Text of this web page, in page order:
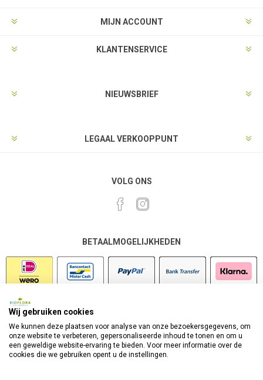
MIJN ACCOUNT
KLANTENSERVICE
NIEUWSBRIEF
LEGAAL VERKOOPPUNT
VOLG ONS
BETAALMOGELIJKHEDEN
Wij gebruiken cookies
We kunnen deze plaatsen voor analyse van onze bezoekersgegevens, om
onze website te verbeteren, gepersonaliseerde inhoud te tonen en om u
een geweldige website-ervaring te bieden. Voor meer informatie over de
cookies die we gebruiken opent u de instellingen.